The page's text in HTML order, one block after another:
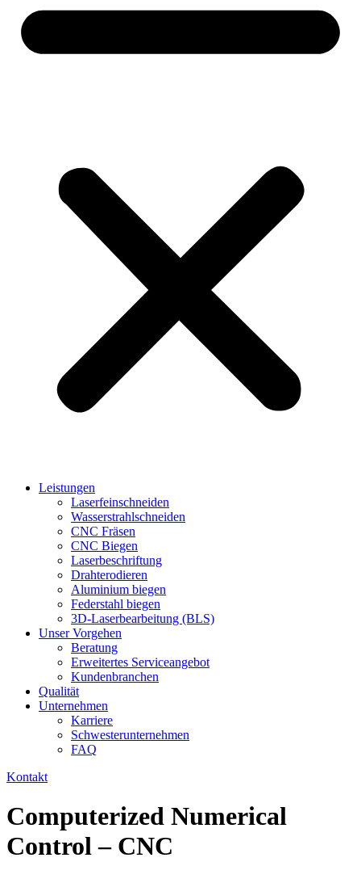
Leistungen
Laserfeinschneiden
Wasserstrahlschneiden
CNC Fräsen
CNC Biegen
Laserbeschriftung
Drahterodieren
Aluminium biegen
Federstahl biegen
3D-Laserbearbeitung (BLS)
Unser Vorgehen
Beratung
Erweitertes Serviceangebot
Kundenbranchen
Qualität
Unternehmen
Karriere
Schwesterunternehmen
FAQ
Kontakt
Computerized Numerical
Control – CNC